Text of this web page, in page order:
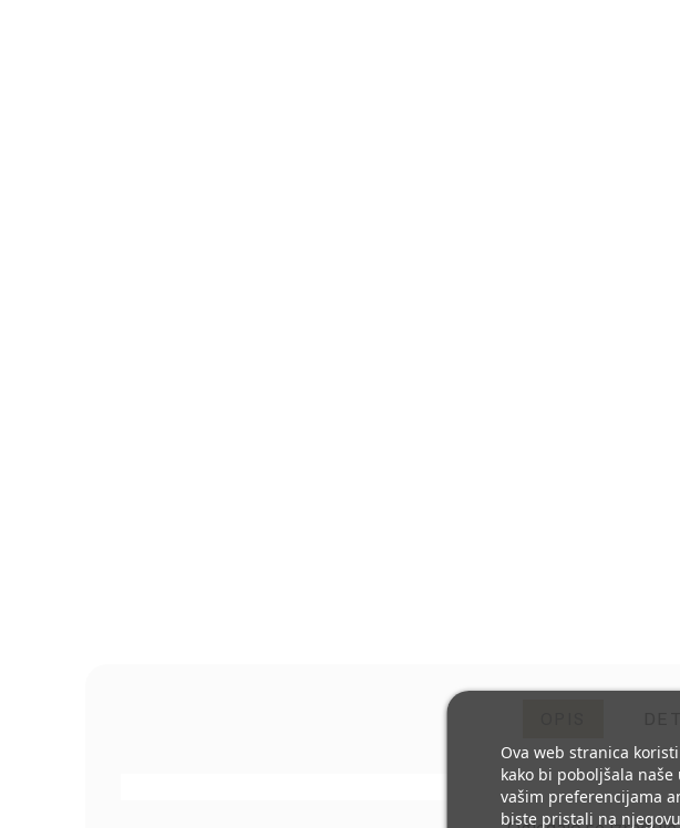
Ova web stranica
kako bi poboljšala
vašim preferencijama
biste pristali na